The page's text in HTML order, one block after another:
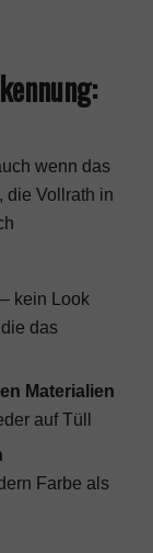
wenn das
die Vollrath in
kein Look
das
Materialien
auf Tüll
Farbe als